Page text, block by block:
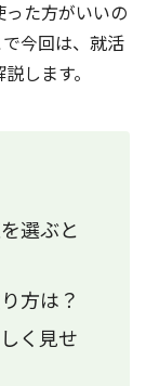
た方がいいの
今回は、就活
します。
選ぶと
方は？
く見せ